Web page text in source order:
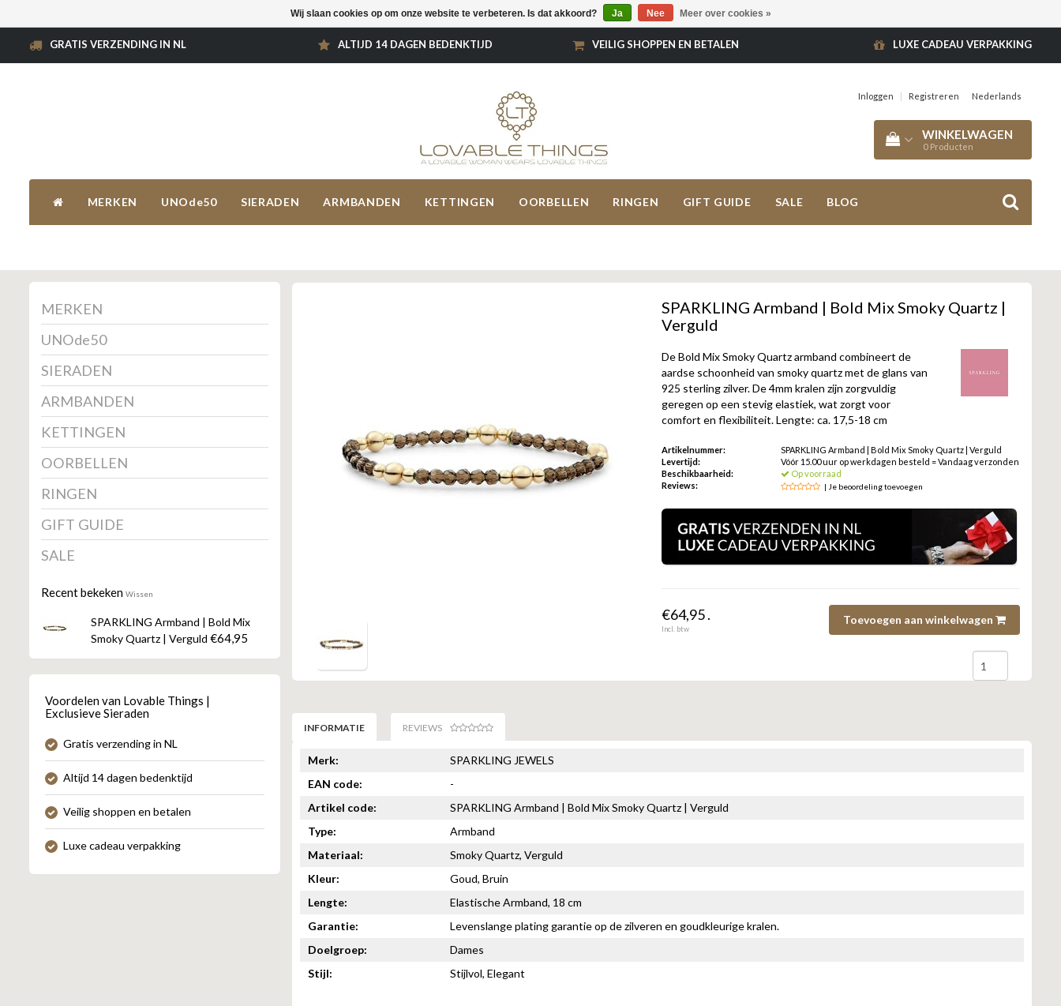
GRATIS VERZENDING IN NL ALTIJD 14 DAGEN BEDENKTIJD VEILIG SHOPPEN EN BETALEN LUXE CADEAU VERPAKKING
Inloggen | Registreren Nederlands
WINKELWAGEN
0 Producten
MERKEN UNOde50 SIERADEN ARMBANDEN KETTINGEN OORBELLEN RINGEN GIFT GUIDE SALE BLOG
MERKEN
UNOde50
SIERADEN
ARMBANDEN
KETTINGEN
OORBELLEN
RINGEN
GIFT GUIDE
SALE
Recent bekeken Wissen
SPARKLING Armband | Bold Mix
Smoky Quartz | Verguld €64,95
Voordelen van Lovable Things |
Exclusieve Sieraden
Gratis verzending in NL
Altijd 14 dagen bedenktijd
Veilig shoppen en betalen
Luxe cadeau verpakking
SPARKLING Armband | Bold Mix Smoky Quartz |
Verguld
De Bold Mix Smoky Quartz armband combineert de
aardse schoonheid van smoky quartz met de glans van
925 sterling zilver. De 4mm kralen zijn zorgvuldig
geregen op een stevig elastiek, wat zorgt voor
comfort en flexibiliteit. Lengte: ca. 17,5-18 cm
Artikelnummer:
SPARKLING Armband | Bold Mix Smoky Quartz | Verguld
Levertijd:
Vóór 15.00 uur op werkdagen besteld = Vandaag verzonden
Beschikbaarheid:
Op voorraad
Reviews:
| Je beoordeling toevoegen
€64,95 .
Incl. btw
Toevoegen aan winkelwagen
INFORMATIE REVIEWS
Merk:
SPARKLING JEWELS
EAN code:
-
Artikel code:
SPARKLING Armband | Bold Mix Smoky Quartz | Verguld
Type:
Armband
Materiaal:
Smoky Quartz, Verguld
Kleur:
Goud, Bruin
Lengte:
Elastische Armband, 18 cm
Garantie:
Levenslange plating garantie op de zilveren en goudkleurige kralen.
Doelgroep:
Dames
Stijl:
Stijlvol, Elegant
Wij slaan cookies op om onze website te verbeteren. Is dat akkoord? Ja Nee Meer over cookies »